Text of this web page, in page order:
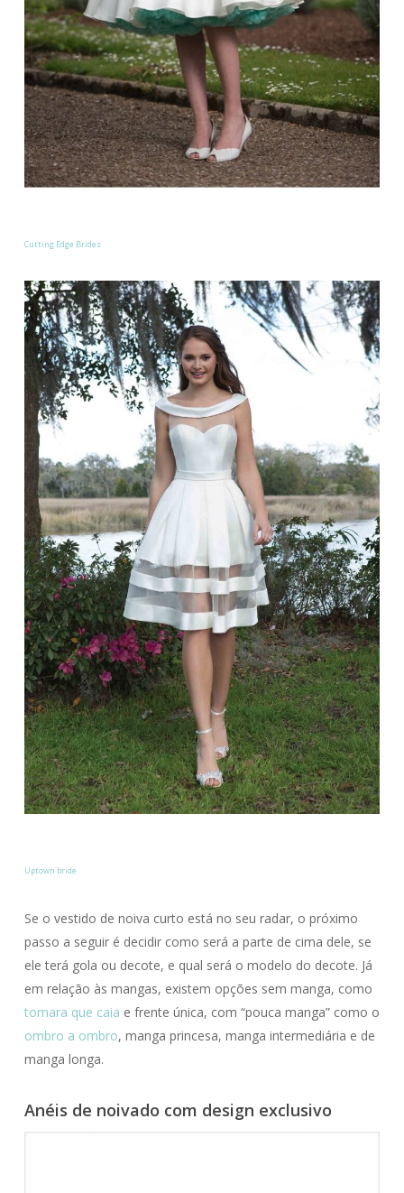
Cutting Edge Brides
Uptown bride
Se o vestido de noiva curto está no seu radar, o próximo
passo a seguir é decidir como será a parte de cima dele, se
ele terá gola ou decote, e qual será o modelo do decote. Já
em relação às mangas, existem opções sem manga, como
tomara que caia e frente única, com “pouca manga” como o
ombro a ombro, manga princesa, manga intermediária e de
manga longa.
Anéis de noivado com design exclusivo